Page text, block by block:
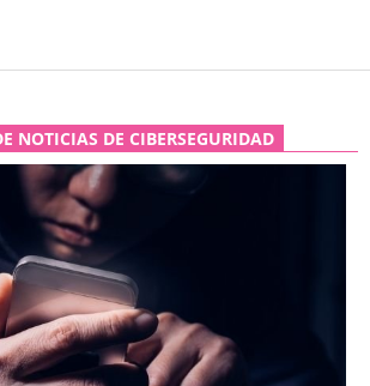
NOTICIAS DE CIBERSEGURIDAD